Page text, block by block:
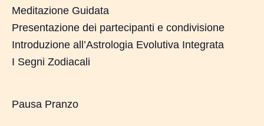
Meditazione Guidata
Presentazione dei partecipanti e condivisione
Introduzione all’Astrologia Evolutiva Integrata
I Segni Zodiacali
Pausa Pranzo